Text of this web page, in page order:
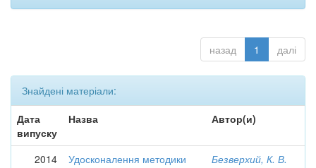
назад 1 далі
Знайдені матеріали:
Дата
випуску
Назва Автор(и)
2014
Удосконалення методики
Безверхий, К. В.